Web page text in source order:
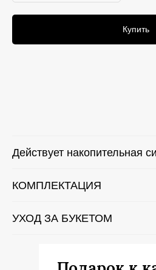
Купить
Действует накопительная
КОМПЛЕКТАЦИЯ
УХОД ЗА БУКЕТОМ